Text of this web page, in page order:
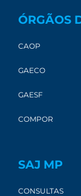
ÓRGÃOS
CAOP
GAECO
GAESF
COMPOR
SAJ MP
CONSULTAS